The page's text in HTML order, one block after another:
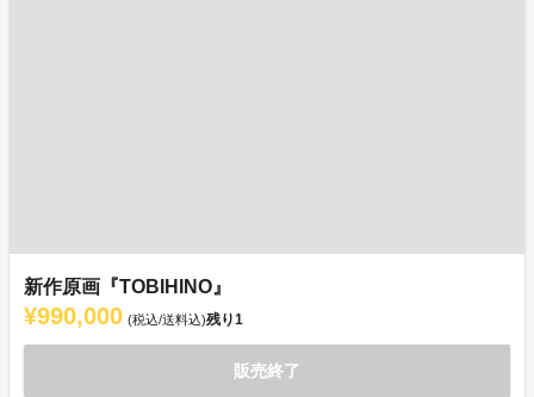
新作原画『TOBIHINO』
¥990,000 (税込/送料込)残り1
販売終了